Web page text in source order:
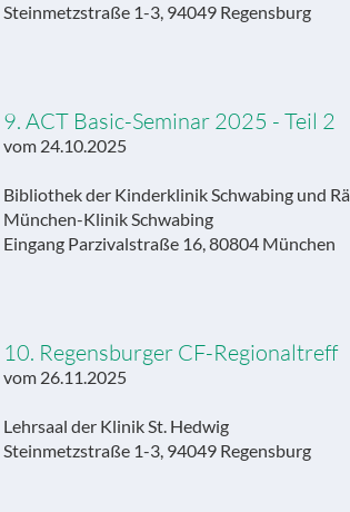
Steinmetzstraße 1-3, 94049 Regensburg
9. ACT Basic-Seminar 2025 - Teil 2
vom 24.10.2025
Bibliothek der Kinderklinik Schwabing und
München-Klinik Schwabing
Eingang Parzivalstraße 16, 80804 München
10. Regensburger CF-Regionaltreff
vom 26.11.2025
Lehrsaal der Klinik St. Hedwig
Steinmetzstraße 1-3, 94049 Regensburg